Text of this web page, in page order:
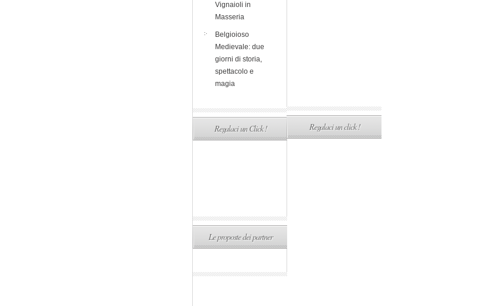
Vignaioli in
Masseria
Belgioioso
Medievale: due
giorni di storia,
spettacolo e
magia
Regalaci un Click !
Le proposte dei partner
Regalaci un click !